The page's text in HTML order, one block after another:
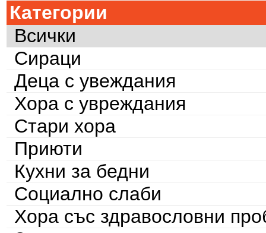
Категории
Всички
Сираци
Деца с увеждания
Хора с увреждания
Стари хора
Приюти
Кухни за бедни
Социално слаби
Хора със здравословни